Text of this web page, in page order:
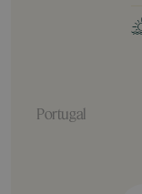
Portugal